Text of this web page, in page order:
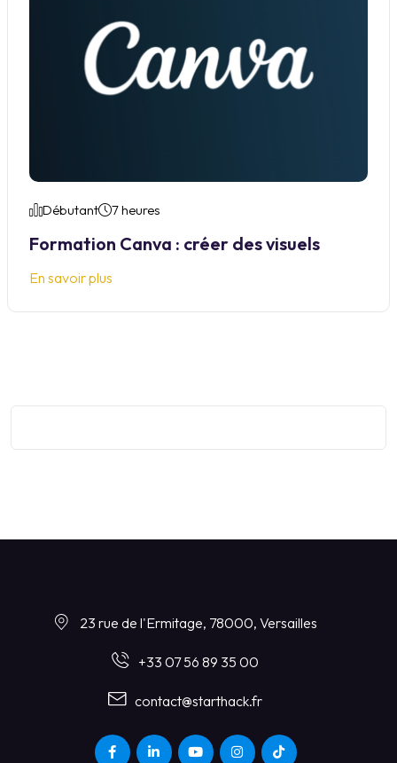
Débutant 7 heures
Formation Canva : créer des visuels
En savoir plus
23 rue de l'Ermitage, 78000, Versailles
+33 07 56 89 35 00
contact@starthack.fr